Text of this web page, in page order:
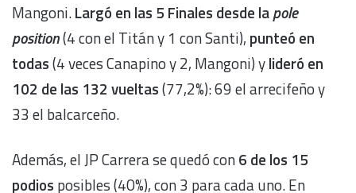
Mangoni.Largó en las 5 Finales desde lapole
position(4 con el Titán y 1 con Santi), punteó en
todas(4 veces Canapino y 2, Mangoni) ylideró en
102 de las 132 vueltas(77,2%): 69 el arrecifeño y
33 el balcarceño.
Además, el JP Carrera se quedó con6 de los 15
podios posibles (40%), con 3 para cada uno. En